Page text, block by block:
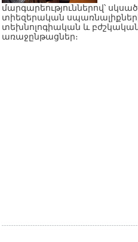
մարգարեություններով՝ սկսած
տիեզերական
տեխնոլոգիական և
առաջընթացներ։